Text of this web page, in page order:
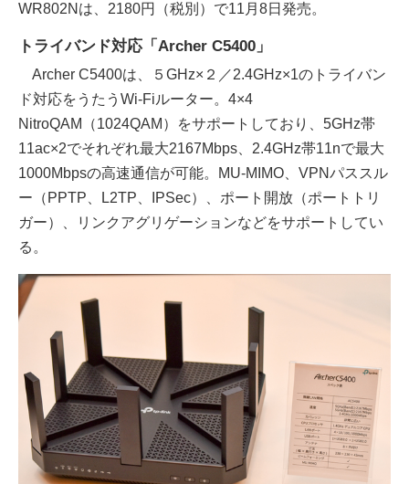
WR802Nは、2180円（税別）で11月8日発売。
トライバンド対応「Archer C5400」
Archer C5400は、５GHz×２／2.4GHz×1のトライバン
ド対応をうたうWi-Fiルーター。4×4
NitroQAM（1024QAM）をサポートしており、5GHz帯
11ac×2でそれぞれ最大2167Mbps、2.4GHz帯11nで最大
1000Mbpsの高速通信が可能。MU-MIMO、VPNパススル
ー（PPTP、L2TP、IPSec）、ポート開放（ポートトリ
ガー）、リンクアグリゲーションなどをサポートしてい
る。